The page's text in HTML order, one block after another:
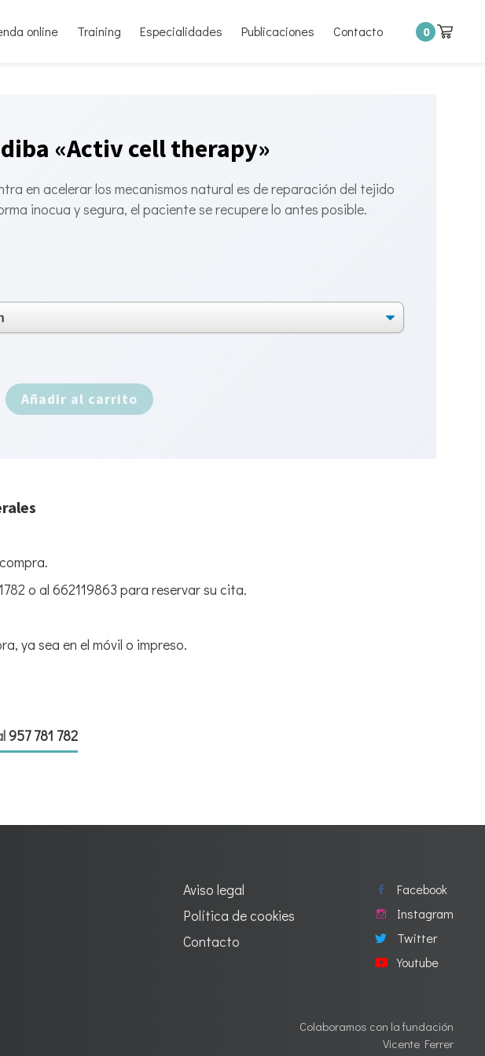
online Training Especialidades Publicaciones Contacto 0
«Activ cell therapy»
en acelerar los mecanismos natural es de reparación del tejido
inocua y segura, el paciente se recupere lo antes posible.
Añadir al carrito
o al 662119863 para reservar su cita.
ya sea en el móvil o impreso.
957 781 782
Aviso legal
Política de cookies
Contacto
Facebook
Instagram
Twitter
Youtube
Colaboramos con la fundación
Vicente Ferrer